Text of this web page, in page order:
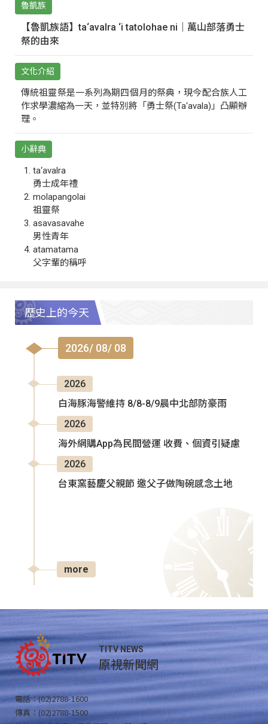
魯凱族
【魯凱族語】ta‘avalra ‘i tatolohae ni｜萬山部落勇士
祭的由來
文化介紹
傳統祖靈祭是一系列為期四個月的祭典，現今配合族人工
作求學濃縮為一天，並特別將「勇士祭(Ta‘avala)」凸顯辦
理。
小辭典
ta‘avalra
勇士成年禮
molapangolai
祖靈祭
asavasavahe
男性青年
atamatama
父字輩的稱呼
歷史上的今天
2026/ 08/ 08
2026
白海豚海警維持 8/8-8/9晨中北部防豪雨
2026
海外網購App為民間營運 收費、個資引疑慮
2026
台東窯藝慶父親節 邀父子做陶碗感念土地
more
TITV NEWS
原視新聞網
電話：(02)2788-1600
傳真：(02)2788-1500